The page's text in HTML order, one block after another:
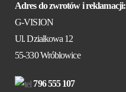
Adres do zwrotów i reklamacji:
G-VISION
Ul. Działkowa 12
55-330 Wróblowice
796 555 107